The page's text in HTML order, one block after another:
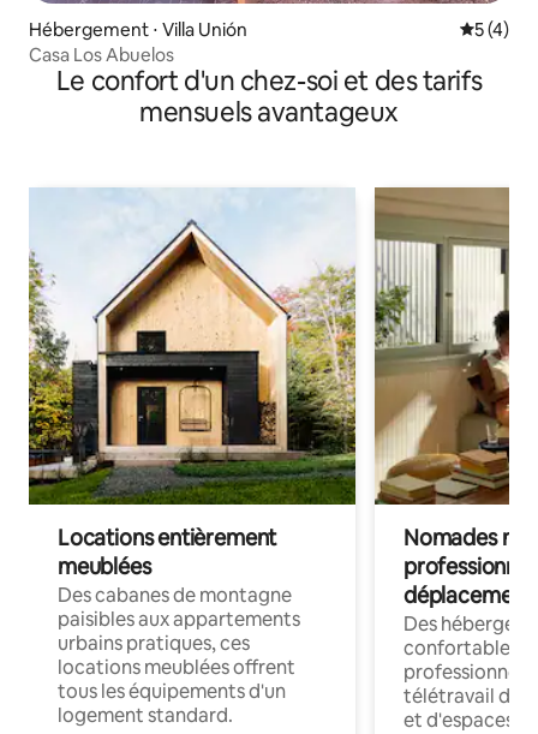
Hébergement ⋅ Villa Unión
5 (4)
Casa Los Abuelos
Le confort d'un chez-soi et des tarifs
mensuels avantageux
Locations entièrement
meublées
Des cabanes de montagne
paisibles aux appartements
urbains pratiques, ces
locations meublées offrent
tous les équipements d'un
logement standard.
Nomades
déplacement
Des
confortables
professionnels
télétravail
et d'espaces